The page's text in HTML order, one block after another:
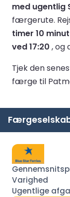
med ugentlig
færgerute.
timer 10
ved 17:20 , og
Tjek den
færge til